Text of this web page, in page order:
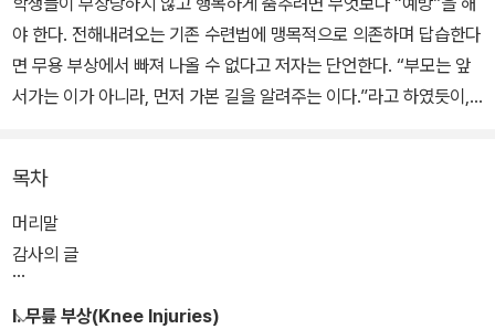
야 한다. 전해내려오는 기존 수련법에 맹목적으로 의존하며 답습한다
면 무용 부상에서 빠져 나올 수 없다고 저자는 단언한다. “부모는 앞
서가는 이가 아니라, 먼저 가본 길을 알려주는 이다.”라고 하였듯이,
음을 담아 본인의 경험과 나름의 해결 방안을 담아 이 책을 펴냈다.
목차
머리말
감사의 글
I. 무릎 부상(Knee Injuries)